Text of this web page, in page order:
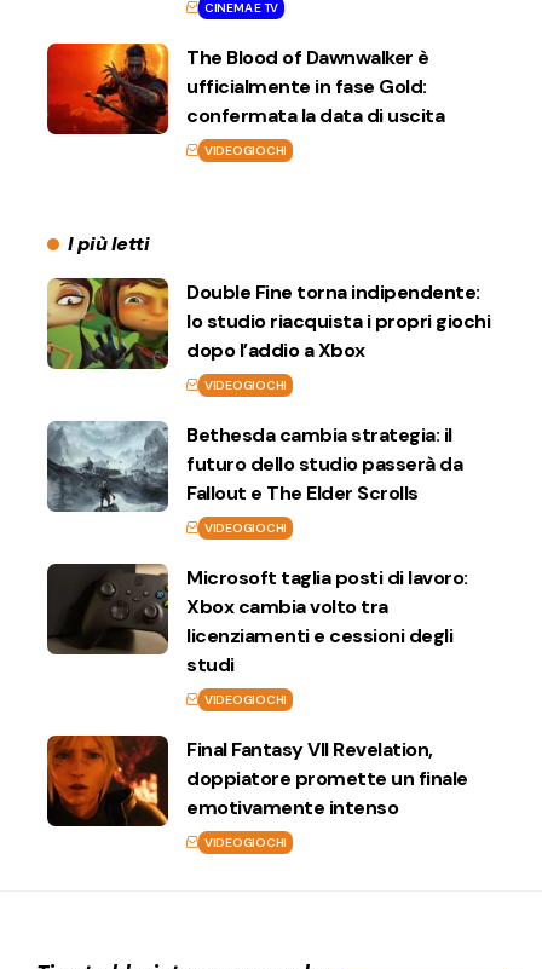
CINEMA E TV
The Blood of Dawnwalker è
ufficialmente in fase Gold:
confermata la data di uscita
VIDEOGIOCHI
I più letti
Double Fine torna indipendente:
lo studio riacquista i propri giochi
dopo l’addio a Xbox
VIDEOGIOCHI
Bethesda cambia strategia: il
futuro dello studio passerà da
Fallout e The Elder Scrolls
VIDEOGIOCHI
Microsoft taglia posti di lavoro:
Xbox cambia volto tra
licenziamenti e cessioni degli
studi
VIDEOGIOCHI
Final Fantasy VII Revelation,
doppiatore promette un finale
emotivamente intenso
VIDEOGIOCHI